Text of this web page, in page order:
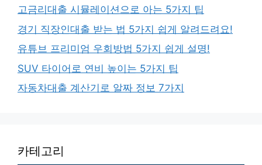
고금리대출 시뮬레이션으로 아는 5가지 팁
경기 직장인대출 받는 법 5가지 쉽게 알려드려요!
유튜브 프리미엄 우회방법 5가지 쉽게 설명!
SUV 타이어로 연비 높이는 5가지 팁
자동차대출 계산기로 알짜 정보 7가지
카테고리